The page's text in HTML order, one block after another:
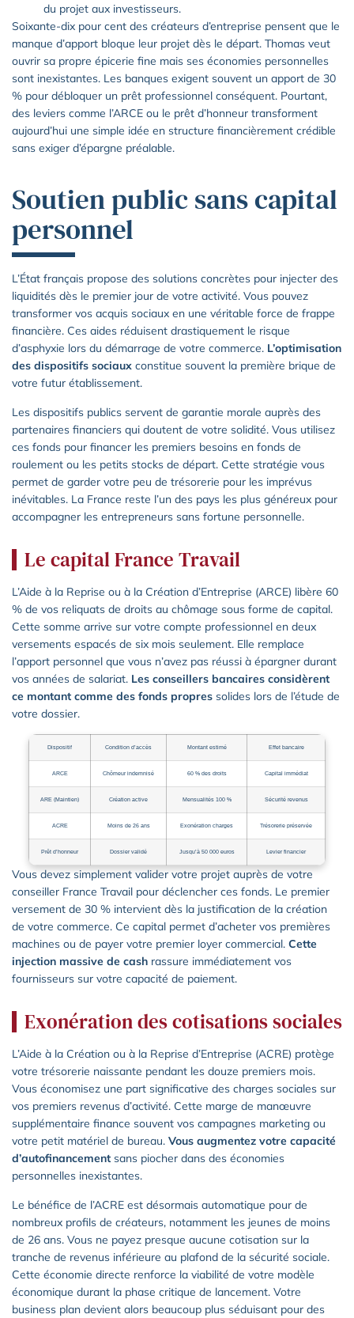
du projet aux investisseurs.
Soixante-dix pour cent des créateurs d’entreprise pensent que le
manque d’apport bloque leur projet dès le départ. Thomas veut
ouvrir sa propre épicerie fine mais ses économies personnelles
sont inexistantes. Les banques exigent souvent un apport de 30
% pour débloquer un prêt professionnel conséquent. Pourtant,
des leviers comme l’ARCE ou le prêt d’honneur transforment
aujourd’hui une simple idée en structure financièrement crédible
sans exiger d’épargne préalable.
Soutien public sans capital
personnel
L’État français propose des solutions concrètes pour injecter des
liquidités dès le premier jour de votre activité. Vous pouvez
transformer vos acquis sociaux en une véritable force de frappe
financière. Ces aides réduisent drastiquement le risque
d’asphyxie lors du démarrage de votre commerce. L’optimisation
des dispositifs sociaux constitue souvent la première brique de
votre futur établissement.
Les dispositifs publics servent de garantie morale auprès des
partenaires financiers qui doutent de votre solidité. Vous utilisez
ces fonds pour financer les premiers besoins en fonds de
roulement ou les petits stocks de départ. Cette stratégie vous
permet de garder votre peu de trésorerie pour les imprévus
inévitables. La France reste l’un des pays les plus généreux pour
accompagner les entrepreneurs sans fortune personnelle.
Le capital France Travail
L’Aide à la Reprise ou à la Création d’Entreprise (ARCE) libère 60
% de vos reliquats de droits au chômage sous forme de capital.
Cette somme arrive sur votre compte professionnel en deux
versements espacés de six mois seulement. Elle remplace
l’apport personnel que vous n’avez pas réussi à épargner durant
vos années de salariat. Les conseillers bancaires considèrent
ce montant comme des fonds propres solides lors de l’étude de
votre dossier.
Dispositif Condition d’accès Montant estimé Effet bancaire
ARCE Chômeur indemnisé 60 % des droits Capital immédiat
ARE (Maintien) Création active Mensualités 100 % Sécurité revenus
ACRE Moins de 26 ans Exonération charges Trésorerie préservée
Prêt d’honneur Dossier validé Jusqu’à 50 000 euros Levier financier
Vous devez simplement valider votre projet auprès de votre
conseiller France Travail pour déclencher ces fonds. Le premier
versement de 30 % intervient dès la justification de la création
de votre commerce. Ce capital permet d’acheter vos premières
machines ou de payer votre premier loyer commercial. Cette
injection massive de cash rassure immédiatement vos
fournisseurs sur votre capacité de paiement.
Exonération des cotisations sociales
L’Aide à la Création ou à la Reprise d’Entreprise (ACRE) protège
votre trésorerie naissante pendant les douze premiers mois.
Vous économisez une part significative des charges sociales sur
vos premiers revenus d’activité. Cette marge de manœuvre
supplémentaire finance souvent vos campagnes marketing ou
votre petit matériel de bureau. Vous augmentez votre capacité
d’autofinancement sans piocher dans des économies
personnelles inexistantes.
Le bénéfice de l’ACRE est désormais automatique pour de
nombreux profils de créateurs, notamment les jeunes de moins
de 26 ans. Vous ne payez presque aucune cotisation sur la
tranche de revenus inférieure au plafond de la sécurité sociale.
Cette économie directe renforce la viabilité de votre modèle
économique durant la phase critique de lancement. Votre
business plan devient alors beaucoup plus séduisant pour des